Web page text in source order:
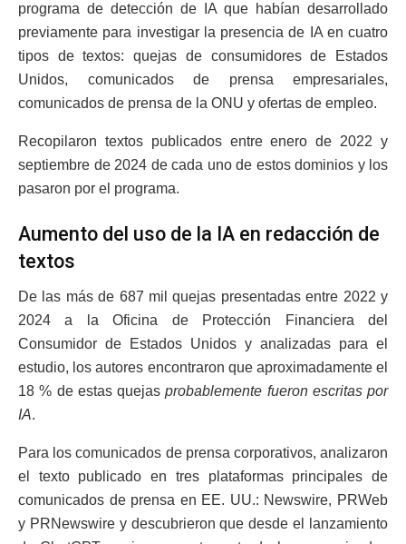
programa de detección de IA que habían desarrollado
previamente para investigar la presencia de IA en cuatro
tipos de textos: quejas de consumidores de Estados
Unidos, comunicados de prensa empresariales,
comunicados de prensa de la ONU y ofertas de empleo.
Recopilaron textos publicados entre enero de 2022 y
septiembre de 2024 de cada uno de estos dominios y los
pasaron por el programa.
Aumento del uso de la IA en redacción de
textos
De las más de 687 mil quejas presentadas entre 2022 y
2024 a la Oficina de Protección Financiera del
Consumidor de Estados Unidos y analizadas para el
estudio, los autores encontraron que aproximadamente el
18 % de estas quejasprobablemente fueron escritas por
IA.
Para los comunicados de prensa corporativos, analizaron
el texto publicado en tres plataformas principales de
comunicados de prensa en EE. UU.: Newswire, PRWeb
y PRNewswire y descubrieron que desde el lanzamiento